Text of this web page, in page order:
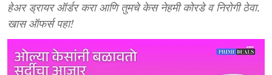
हेअर ड्रायर ऑर्डर करा आणि तुमचे केस नेहमी कोरडे व निरोगी ठेवा.
खास ऑफर्स पहा!